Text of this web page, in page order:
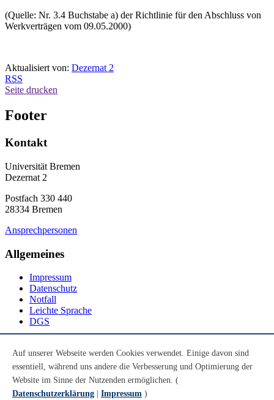
(Quelle: Nr. 3.4 Buchstabe a) der Richtlinie für den Abschluss von
Werkverträgen vom 09.05.2000)
Aktualisiert von: Dezernat 2
RSS
Seite drucken
Footer
Kontakt
Universität Bremen
Dezernat 2
Postfach 330 440
28334 Bremen
Ansprechpersonen
Allgemeines
Impressum
Datenschutz
Notfall
Leichte Sprache
DGS
Youtube
Instagram
LinkedIn
Auf unserer Webseite werden Cookies verwendet. Einige davon sind
essentiell, während uns andere die Verbesserung und Optimierung der
Website im Sinne der Nutzenden ermöglichen. (
Datenschutzerklärung
Impressum )